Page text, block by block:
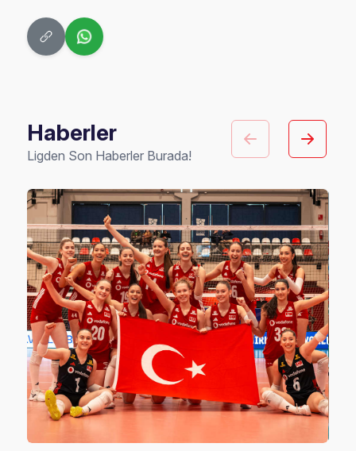
Haberler
Ligden Son Haberler Burada!